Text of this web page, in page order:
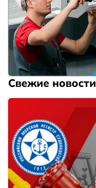
Свежие новости